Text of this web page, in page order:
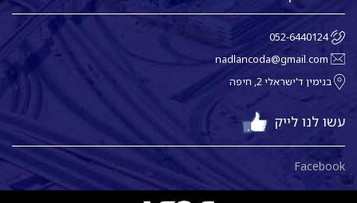
052-6440124
nadlancoda@gmail.com
בנימין ד'ישראלי 2, חיפה
עשו לנו לייק
Facebook